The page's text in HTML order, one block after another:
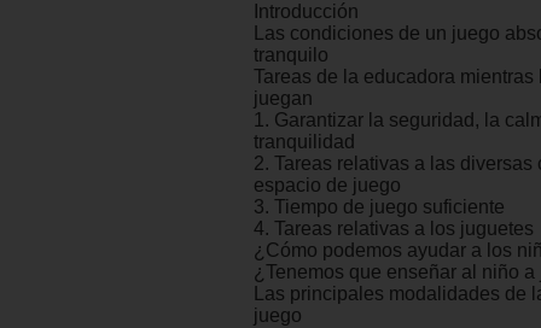
Introducción
Las condiciones de un juego
tranquilo
Tareas de la educadora mientras
juegan
1. Garantizar la seguridad, la
tranquilidad
2. Tareas relativas a las
espacio de juego
3. Tiempo de juego suficiente
4. Tareas relativas a los juguetes
¿Cómo podemos ayudar a los
¿Tenemos que enseñar al niño a
Las principales modalidades de
juego